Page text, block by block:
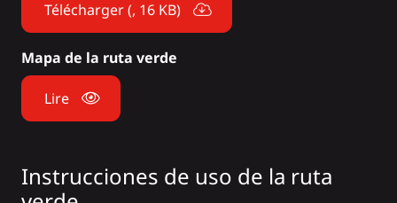
Télécharger (, 16 KB)
Mapa de la ruta verde
Lire
Instrucciones de uso de la ruta